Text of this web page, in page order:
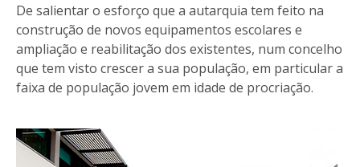
De salientar o esforço que a autarquia tem feito na
construção de novos equipamentos escolares e
ampliação e reabilitação dos existentes, num concelho
que tem visto crescer a sua população, em particular a
faixa de população jovem em idade de procriação.